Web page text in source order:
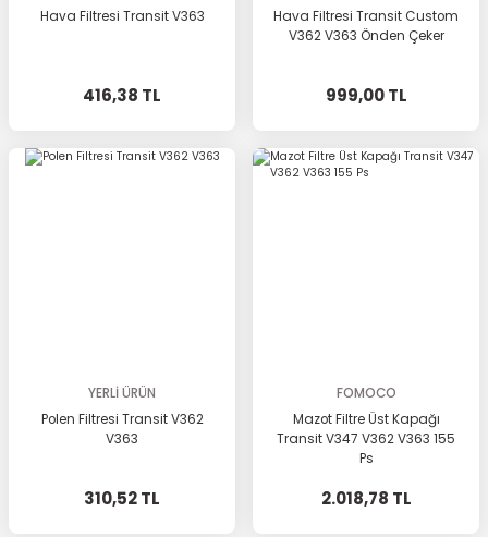
Hava Filtresi Transit V363
416,38 TL
Hava Filtresi Transit Custom
V362 V363 Önden Çeker
999,00 TL
YERLİ ÜRÜN
Polen Filtresi Transit V362
V363
310,52 TL
FOMOCO
Mazot Filtre Üst Kapağı
Transit V347 V362 V363 155
Ps
2.018,78 TL